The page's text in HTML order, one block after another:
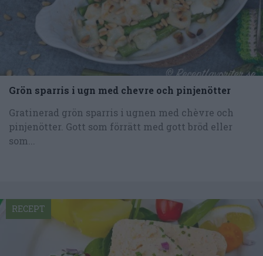
Grön sparris i ugn med chevre och pinjenötter
Gratinerad grön sparris i ugnen med chèvre och
pinjenötter. Gott som förrätt med gott bröd eller
som...
RECEPT